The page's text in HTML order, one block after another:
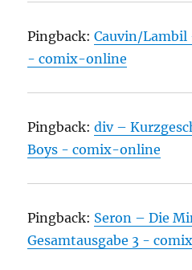
Pingback:Cauvin/Lambil
- comix-online
Pingback:div –
Boys - comix-online
Pingback: Seron – Die
Gesamtausgabe 3 -